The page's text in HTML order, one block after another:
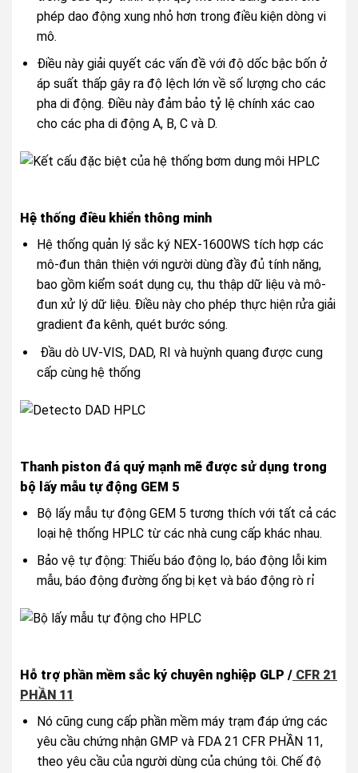
phép dao động xung nhỏ hơn trong điều kiện dòng vi
mô.
Điều này giải quyết các vấn đề với độ dốc bậc bốn ở
áp suất thấp gây ra độ lệch lớn về số lượng cho các
pha di động. Điều này đảm bảo tỷ lệ chính xác cao
cho các pha di động A, B, C và D.
Hệ thống điều khiển thông minh
Hệ thống quản lý sắc ký NEX-1600WS tích hợp các
mô-đun thân thiện với người dùng đầy đủ tính năng,
bao gồm kiểm soát dụng cụ, thu thập dữ liệu và mô-
đun xử lý dữ liệu. Điều này cho phép thực hiện rửa giải
gradient đa kênh, quét bước sóng.
Đầu dò UV-VIS, DAD, RI và huỳnh quang được cung
cấp cùng hệ thống
Thanh piston đá quý mạnh mẽ được sử dụng trong
bộ lấy mẫu tự động GEM 5
Bộ lấy mẫu tự động GEM 5 tương thích với tất cả các
loại hệ thống HPLC từ các nhà cung cấp khác nhau.
Bảo vệ tự động: Thiếu báo động lọ, báo động lỗi kim
mẫu, báo động đường ống bị kẹt và báo động rò rỉ
Hỗ trợ phần mềm sắc ký chuyên nghiệp GLP / CFR 21
PHẦN 11
Nó cũng cung cấp phần mềm máy trạm đáp ứng các
yêu cầu chứng nhận GMP và FDA 21 CFR PHẦN 11,
theo yêu cầu của người dùng của chúng tôi. Chế độ